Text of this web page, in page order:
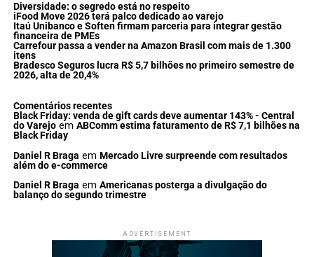
Diversidade: o segredo está no respeito
iFood Move 2026 terá palco dedicado ao varejo
Itaú Unibanco e Soften firmam parceria para integrar gestão
financeira de PMEs
Carrefour passa a vender na Amazon Brasil com mais de 1.300
itens
Bradesco Seguros lucra R$ 5,7 bilhões no primeiro semestre de
2026, alta de 20,4%
Comentários recentes
Black Friday: venda de gift cards deve aumentar 143% - Central
do Varejoem ABComm estima faturamento de R$ 7,1 bilhões na
Black Friday
Daniel R Braga em Mercado Livre surpreende com resultados
além do e-commerce
Daniel R Braga em Americanas posterga a divulgação do
balanço do segundo trimestre
ADVERTISEMENT